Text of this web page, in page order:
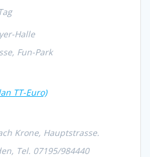
Halle
Fun-Park
TT-Euro)
Krone, Hauptstrasse.
Tel. 07195/984440